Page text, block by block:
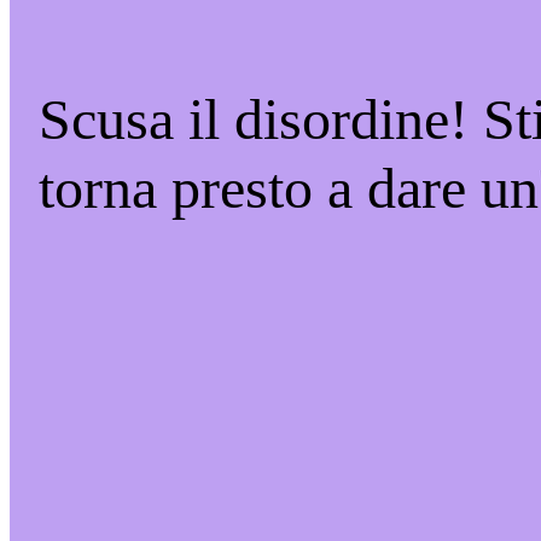
Scusa il disordine!
torna presto a dare